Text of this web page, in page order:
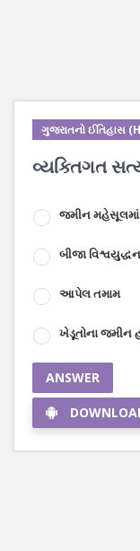
ગુજરાતનો ઈતિહાસ
વ્યક્તિગત
જમીન મહેસૂલમાં
બીજા
આપેલ તમામ
ખેડૂતોના જમીન
ANSWER